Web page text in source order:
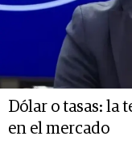
Dólar o tasas: la
en el mercado